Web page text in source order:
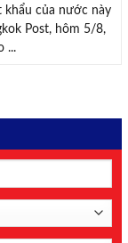
khẩu của nước này
Post, hôm 5/8,
...